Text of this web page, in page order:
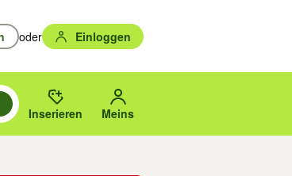
oder Einloggen
und mit Eingabetaste auswählen.
oder Vorschläge mit den Pfeiltasten nach oben/
Orts oder PLZ.
Inserieren Meins